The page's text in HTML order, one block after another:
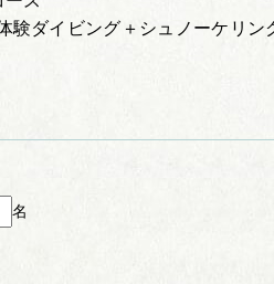
験ダイビング＋シュノーケリン
名